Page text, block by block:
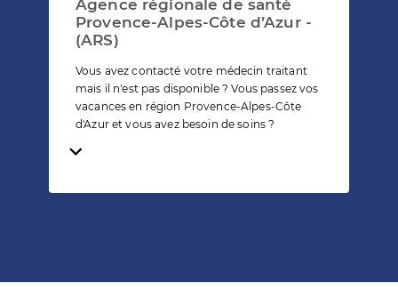
Agence régionale de santé
Provence-Alpes-Côte d’Azur -
(ARS)
Vous avez contacté votre médecin traitant
mais il n'est pas disponible ? Vous passez vos
vacances en région Provence-Alpes-Côte
d'Azur et vous avez besoin de soins ?
Temps de lecture